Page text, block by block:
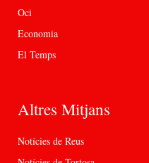
Oci
Economia
El Temps
Altres Mitjans
Notícies de Reus